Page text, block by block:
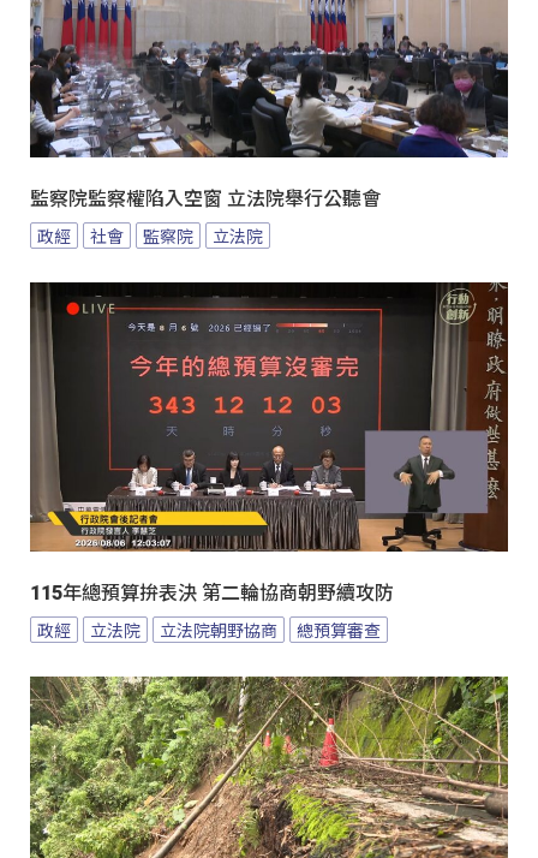
監察院監察權陷入空窗 立法院舉行公聽會
政經 社會 監察院 立法院
115年總預算拚表決 第二輪協商朝野續攻防
政經 立法院 立法院朝野協商 總預算審查